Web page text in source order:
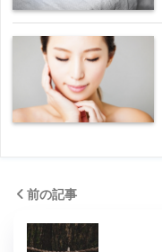
前の記事